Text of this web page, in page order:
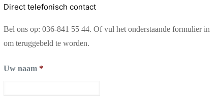
Direct telefonisch contact
Bel ons op: 036-841 55 44. Of vul het onderstaande formulier in
om teruggebeld te worden.
Uw naam *